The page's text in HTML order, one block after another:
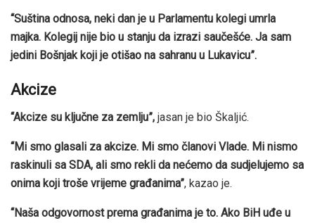
“Suština odnosa, neki dan je u Parlamentu kolegi umrla
majka. Kolegij nije bio u stanju da izrazi saučešće. Ja sam
jedini Bošnjak koji je otišao na sahranu u Lukavicu”.
Akcize
“Akcize su ključne za zemlju”, jasan je bio Škaljić.
“Mi smo glasali za akcize. Mi smo članovi Vlade. Mi nismo
raskinuli sa SDA, ali smo rekli da nećemo da sudjelujemo sa
onima koji troše vrijeme građanima”, kazao je.
“Naša odgovornost prema građanima je to. Ako BiH uđe u